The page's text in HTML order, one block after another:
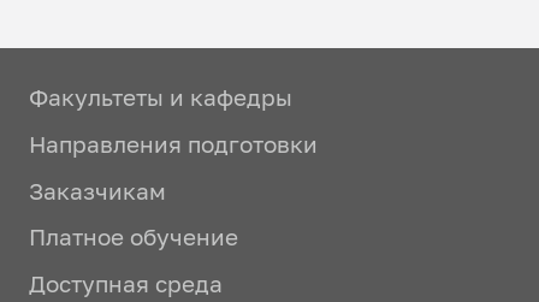
Факультеты и кафедры
Направления подготовки
Заказчикам
Платное обучение
Доступная среда